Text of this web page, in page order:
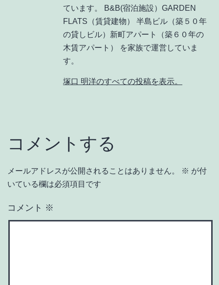
ています。 B&B(宿泊施設）GARDEN
FLATS（賃貸建物） 半島ビル（築５０年
の貸しビル）新町アパート（築６０年の
木賃アパート） を家族で運営していま
す。
塚口 明洋のすべての投稿を表示。
コメントする
メールアドレスが公開されることはありません。 ※ が付
いている欄は必須項目です
コメント ※